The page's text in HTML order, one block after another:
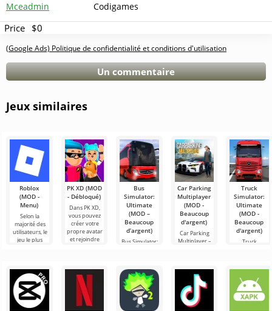
Mceadmin Codigames
Price $0
(Google Ads) Politique de confidentialité et conditions d'utilisation
Un commentaire
Jeux similaires
Roblox
(MOD -
Menu)
Selon la
majorité des
utilisateurs, le
jeu le plus
Roblox. Ce
PK XD (MOD
- Débloqué)
Dans PK XD,
vous pouvez
créer votre
propre avatar
et rejoindre
Bus
Simulator:
Ultimate
(MOD –
Beaucoup
d’argent)
Bus Simulator:
Android
offrant des
possibilités
infinies
Car Parking
Multiplayer
(MOD -
Beaucoup
d'argent)
Car Parking
Multiplayer –
joueurs
incarnent des
conducteurs
Truck
Simulator:
Ultimate
(MOD -
Beaucoup
d'argent)
Truck
un simulateur
de transport
de